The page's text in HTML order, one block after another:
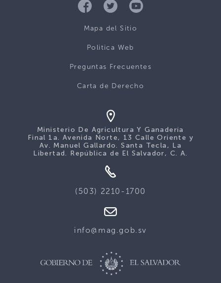
Mapa del Sitio
Politica Web
Preguntas Frecuentes
Carta de Derecho
Ministerio De Agricultura Y Ganadería
Final 1a. Avenida Norte, 13 Calle Oriente y
Av. Manuel Gallardo. Santa Tecla, La
Libertad. República de El Salvador, C. A.
(503) 2210-1700
info@mag.gob.sv